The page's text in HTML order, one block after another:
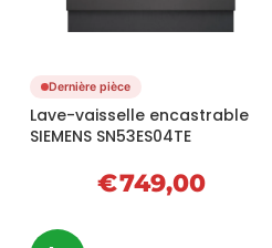
Dernière pièce
Lave-vaisselle encastrable
SIEMENS SN53ES04TE
€749,00